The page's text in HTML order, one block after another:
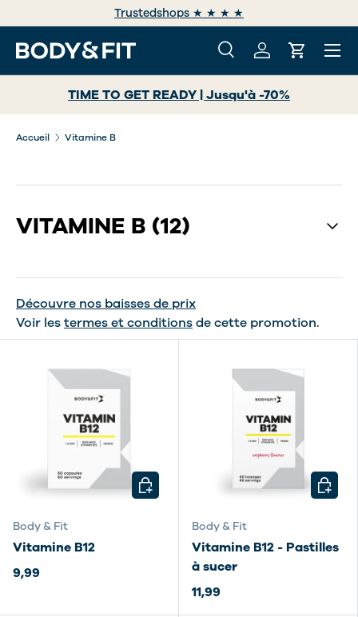
ALLER AU CONTENU
Trustedshops ★ ★ ★ ★
Recherche
RechercheSe connecter
Panier
Menu
TIME TO GET READY | Jusqu'à -70%
Accueil Vitamine B
VITAMINE B (12)
Découvre nos baisses de prix
Voir lestermes et conditionsde cette promotion.
Body & Fit
Vitamine B12
9,99
CHOISIR LES OPTIONS
Body & Fit
Vitamine B12 - Pastilles
à sucer
11,99